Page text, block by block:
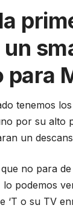
para
tenemos
por su alto
un
no para
podemos
‘T o su TV